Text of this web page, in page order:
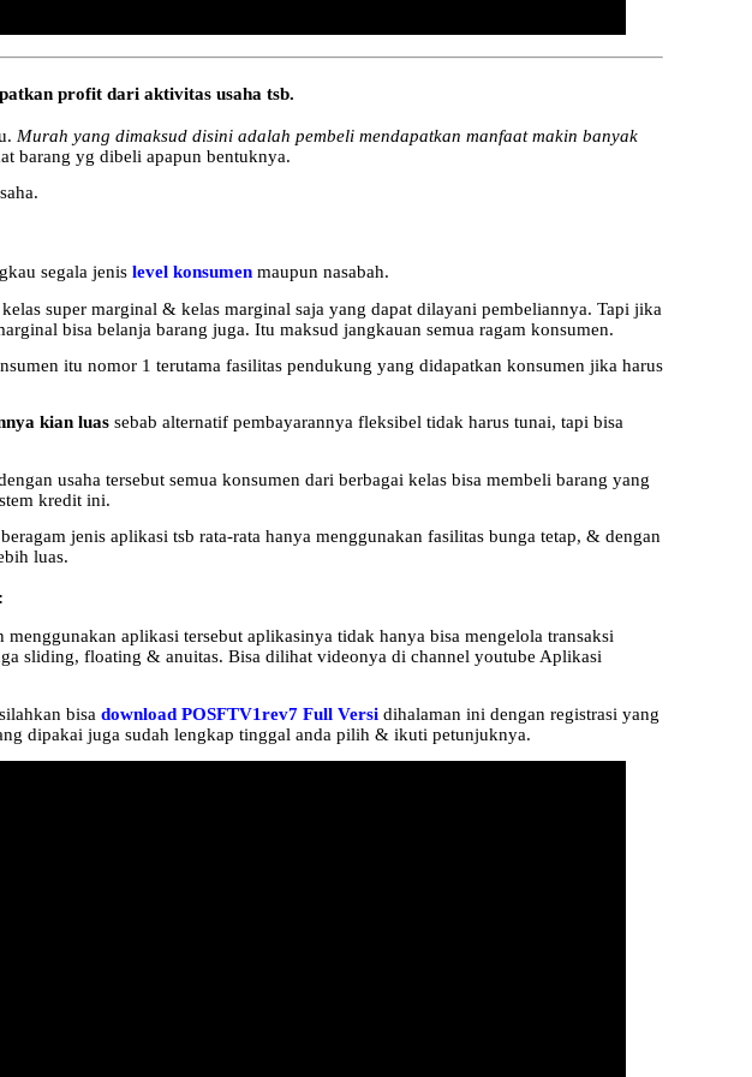
profit dari aktivitas usaha tsb.
Murah yang dimaksud disini adalah pembeli mendapatkan manfaat makin banyak
barang yg dibeli apapun bentuknya.
segala jenis level konsumenmaupun nasabah.
super marginal & kelas marginal saja yang dapat dilayani pembeliannya. Tapi jika
bisa belanja barang juga. Itu maksud jangkauan semua ragam konsumen.
itu nomor 1 terutama fasilitas pendukung yang didapatkan konsumen jika harus
kian luassebab alternatif pembayarannya fleksibel tidak harus tunai, tapi bisa
usaha tersebut semua konsumen dari berbagai kelas bisa membeli barang yang
kredit ini.
jenis aplikasi tsb rata-rata hanya menggunakan fasilitas bunga tetap, & dengan
luas.
aplikasi tersebut aplikasinya tidak hanya bisa mengelola transaksi
sliding, floating & anuitas. Bisa dilihat videonya di channel youtube Aplikasi
bisa download POSFTV1rev7 Full Versidihalaman ini dengan registrasi yang
dipakai juga sudah lengkap tinggal anda pilih & ikuti petunjuknya.